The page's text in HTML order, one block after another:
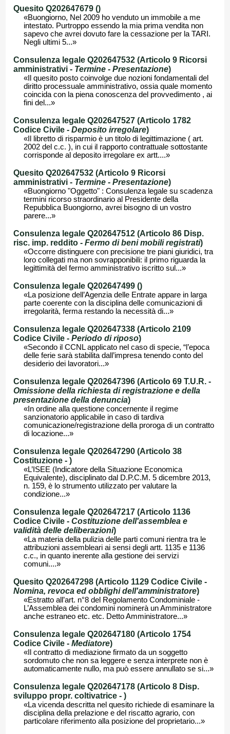
Quesito Q202647679 ()
«Buongiorno, Nel 2009 ho venduto un immobile a me
intestato. Purtroppo essendo la mia prima vendita non
sapevo che avrei dovuto fare la cessazione per la TARI.
Negli ultimi 5...»
Consulenza legale Q202647532 (Articolo 9 Ricorsi
amministrativi - Termine - Presentazione)
«Il quesito posto coinvolge due nozioni fondamentali del
diritto processuale amministrativo, ossia quale momento
coincida con la piena conoscenza del provvedimento , ai
fini del...»
Consulenza legale Q202647527 (Articolo 1782
Codice Civile - Deposito irregolare)
«Il libretto di risparmio è un titolo di legittimazione ( art.
2002 del c.c. ), in cui il rapporto contrattuale sottostante
corrisponde al deposito irregolare ex artt....»
Quesito Q202647532 (Articolo 9 Ricorsi
amministrativi - Termine - Presentazione)
«Buongiorno "Oggetto" : Consulenza legale su scadenza
termini ricorso straordinario al Presidente della
Repubblica Buongiorno, avrei bisogno di un vostro
parere...»
Consulenza legale Q202647512 (Articolo 86 Disp.
risc. imp. reddito - Fermo di beni mobili registrati)
«Occorre distinguere con precisione tre piani giuridici, tra
loro collegati ma non sovrapponibili: il primo riguarda la
legittimità del fermo amministrativo iscritto sul...»
Consulenza legale Q202647499 ()
«La posizione dell’Agenzia delle Entrate appare in larga
parte coerente con la disciplina delle comunicazioni di
irregolarità, ferma restando la necessità di...»
Consulenza legale Q202647338 (Articolo 2109
Codice Civile - Periodo di riposo)
«Secondo il CCNL applicato nel caso di specie, “l’epoca
delle ferie sarà stabilita dall’impresa tenendo conto del
desiderio dei lavoratori...»
Consulenza legale Q202647396 (Articolo 69 T.U.R. -
Omissione della richiesta di registrazione e della
presentazione della denuncia)
«In ordine alla questione concernente il regime
sanzionatorio applicabile in caso di tardiva
comunicazione/registrazione della proroga di un contratto
di locazione...»
Consulenza legale Q202647290 (Articolo 38
Costituzione - )
«L’ISEE (Indicatore della Situazione Economica
Equivalente), disciplinato dal D.P.C.M. 5 dicembre 2013,
n. 159, è lo strumento utilizzato per valutare la
condizione...»
Consulenza legale Q202647217 (Articolo 1136
Codice Civile - Costituzione dell'assemblea e
validità delle deliberazioni)
«La materia della pulizia delle parti comuni rientra tra le
attribuzioni assembleari ai sensi degli artt. 1135 e 1136
c.c., in quanto inerente alla gestione dei servizi
comuni....»
Quesito Q202647298 (Articolo 1129 Codice Civile -
Nomina, revoca ed obblighi dell'amministratore)
«Estratto all’art. n°8 del Regolamento Condominiale -
L’Assemblea dei condomini nominerà un Amministratore
anche estraneo etc. etc. Detto Amministratore...»
Consulenza legale Q202647180 (Articolo 1754
Codice Civile - Mediatore)
«Il contratto di mediazione firmato da un soggetto
sordomuto che non sa leggere e senza interprete non è
automaticamente nullo, ma può essere annullato se si...»
Consulenza legale Q202647178 (Articolo 8 Disp.
sviluppo propr. coltivatrice - )
«La vicenda descritta nel quesito richiede di esaminare la
disciplina della prelazione e del riscatto agrario, con
particolare riferimento alla posizione del proprietario...»